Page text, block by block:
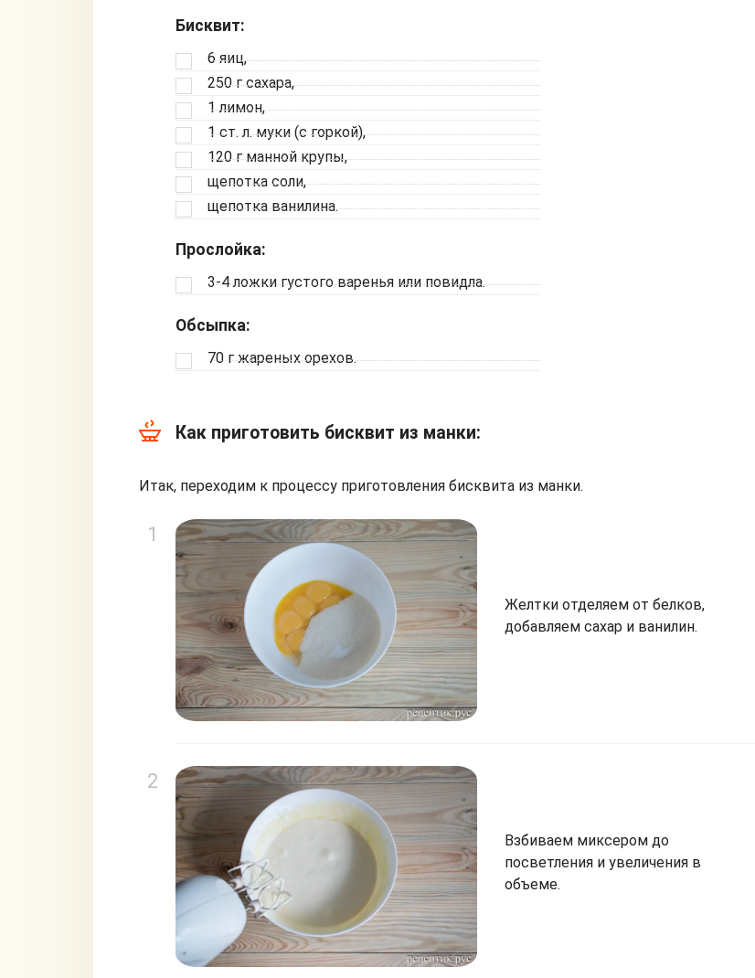
Бисквит:
6 яиц,
250 г сахара,
1 лимон,
1 ст. л. муки (с горкой),
120 г манной крупы,
щепотка соли,
щепотка ванилина.
Прослойка:
3-4 ложки густого варенья или повидла.
Обсыпка:
70 г жареных орехов.
Как приготовить бисквит из манки:
Итак, переходим к процессу приготовления бисквита из манки.
Желтки отделяем от белков,
добавляем сахар и ванилин.
Взбиваем миксером до
посветления и увеличения в
объеме.